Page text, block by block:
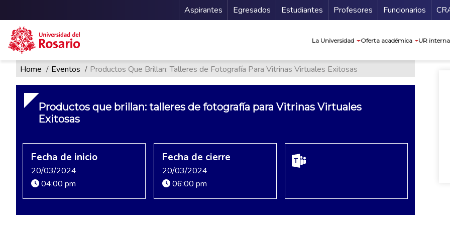
Pasar al contenido principal
Menu Secundario
Aspirantes Egresados Estudiantes Profesores Funcionarios
La Universidad Oferta académica UR
Ruta de navegación
Home Eventos Productos Que Brillan: Talleres de Fotografía Para Vitrinas Virtuales Exitosas
Productos que brillan: talleres de fotografía para Vitrinas Virtuales
Exitosas
Fecha de inicio
20/03/2024
04:00 pm
Fecha de cierre
20/03/2024
06:00 pm